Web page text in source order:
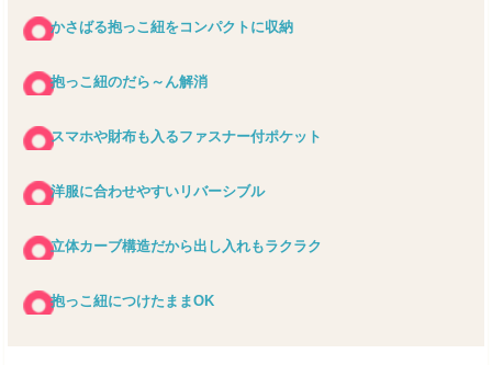
かさばる抱っこ紐をコンパクトに収納
抱っこ紐のだら～ん解消
スマホや財布も入るファスナー付ポケット
洋服に合わせやすいリバーシブル
立体カーブ構造だから出し入れもラクラク
抱っこ紐につけたままOK